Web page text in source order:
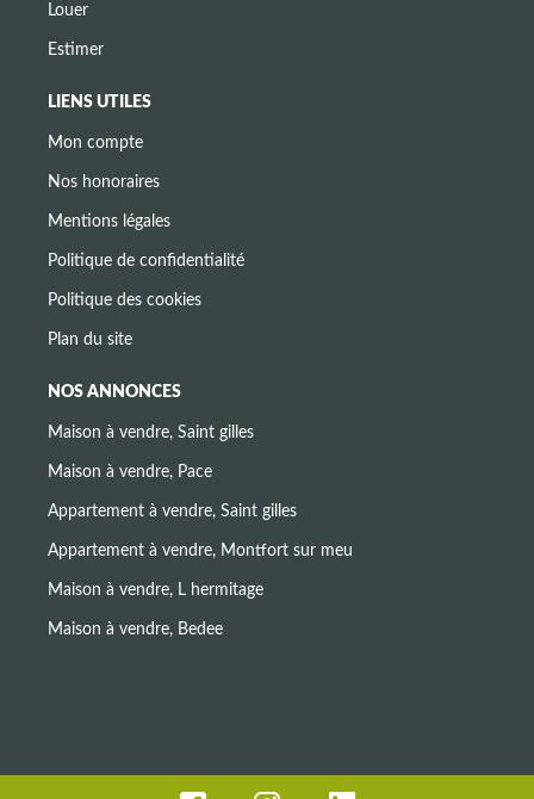
Louer
Estimer
LIENS UTILES
Mon compte
Nos honoraires
Mentions légales
Politique de confidentialité
Politique des cookies
Plan du site
NOS ANNONCES
Maison à vendre, Saint gilles
Maison à vendre, Pace
Appartement à vendre, Saint gilles
Appartement à vendre, Montfort sur meu
Maison à vendre, L hermitage
Maison à vendre, Bedee